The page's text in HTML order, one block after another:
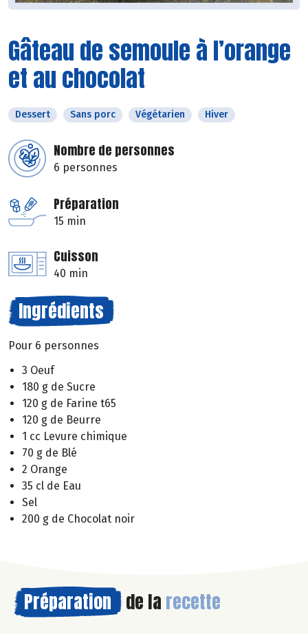
Gâteau de semoule à l’orange
et au chocolat
Dessert Sans porc Végétarien Hiver
Nombre de personnes
6 personnes
Préparation
15 min
Cuisson
40 min
Ingrédients
Pour 6 personnes
3 Oeuf
180 g de Sucre
120 g de Farine t65
120 g de Beurre
1 cc Levure chimique
70 g de Blé
2 Orange
35 cl de Eau
Sel
200 g de Chocolat noir
Préparation de la recette